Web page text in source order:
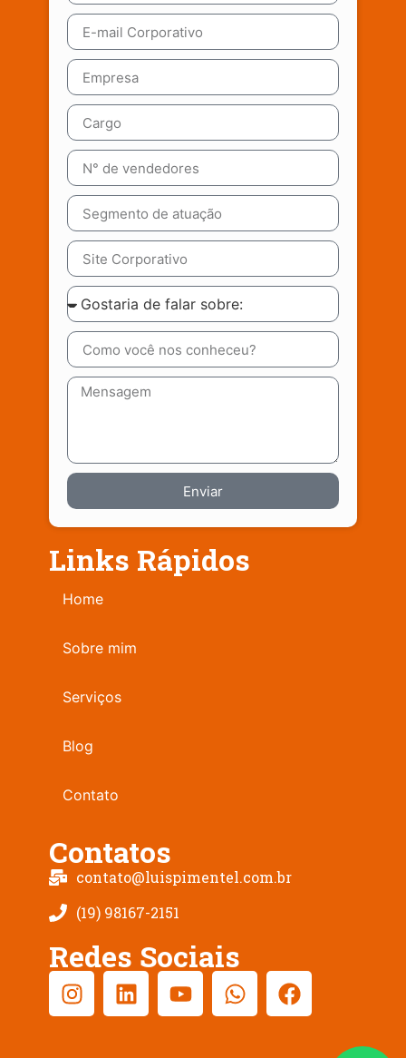
Enviar
Links Rápidos
Home
Sobre mim
Serviços
Blog
Contato
Contatos
contato@luispimentel.com.br
(19) ‭98167-2151‬
Redes Sociais